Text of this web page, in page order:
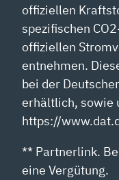
offiziellen
spezifischen
offiziellen
entnehmen.
bei der
erhältlich, sowie
https://
** Partnerlink.
eine Vergütung.